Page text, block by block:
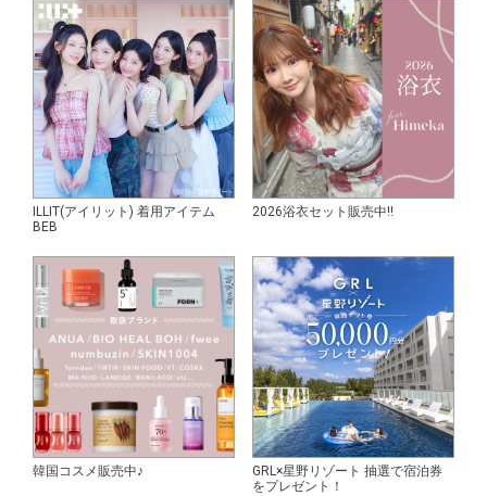
ILLIT(アイリット) 着用アイテム
BEB
2026浴衣セット販売中!!
韓国コスメ販売中♪
GRL×星野リゾート 抽選で宿泊券
をプレゼント！